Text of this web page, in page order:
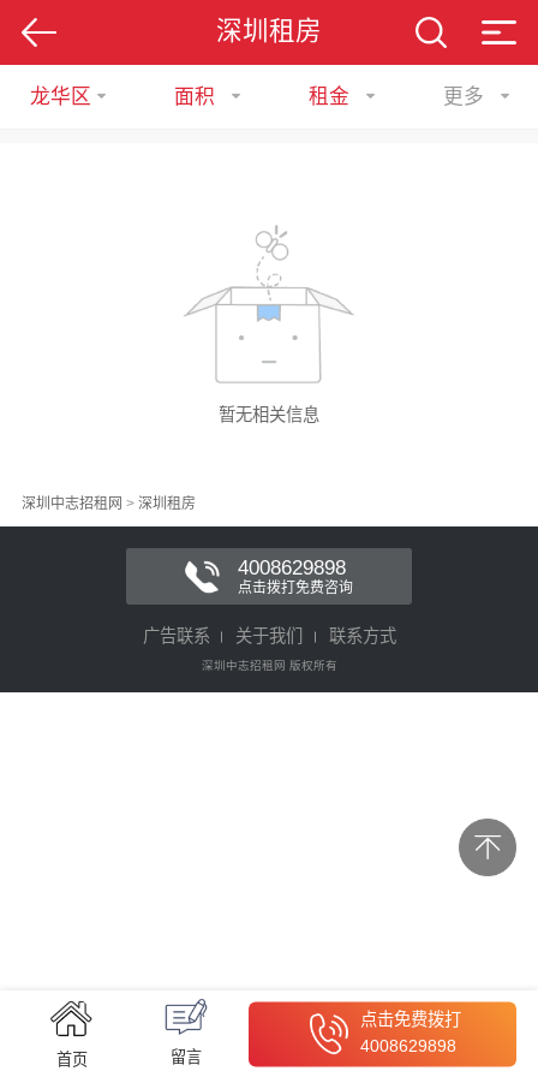
深圳租房
龙华区 面积 租金 更多
暂无相关信息
深圳中志招租网 > 深圳租房
首页 留言
点击免费拨打
4008629898
4008629898
点击拨打免费咨询
广告联系 关于我们 联系方式
深圳中志招租网 版权所有